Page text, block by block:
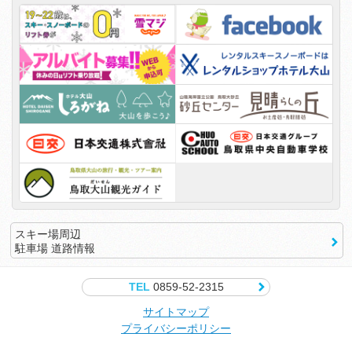
スキー場周辺
駐車場 道路情報
TEL0859-52-2315
サイトマップ
プライバシーポリシー